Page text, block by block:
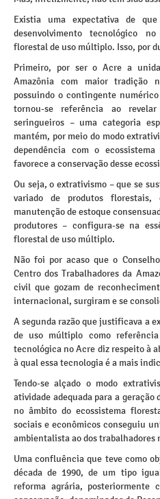
Existia uma expectativa de
desenvolvimento tecnológico
florestal de uso múltiplo. Isso, por
Primeiro, por ser o Acre a
Amazônia com maior tradição
possuindo o contingente
tornou-se referência ao
seringueiros – uma categoria
mantém, por meio do modo
dependência com o
favorece a conservação desse
Ou seja, o extrativismo – que se
variado de produtos
manutenção de estoque
produtores – configura-se na
florestal de uso múltiplo.
Não foi por acaso que o
Centro dos Trabalhadores da
civil que gozam de
internacional, surgiram e se
A segunda razão que justificava a
de uso múltiplo como
tecnológica no Acre diz respeito à
à qual essa tecnologia é a mais
Tendo-se alçado o modo
atividade adequada para a geração
no âmbito do ecossistema
sociais e econômicos conseguiu
ambientalista ao dos trabalhadores
Uma confluência que teve como
década de 1990, de um tipo
reforma agrária, posteriormente